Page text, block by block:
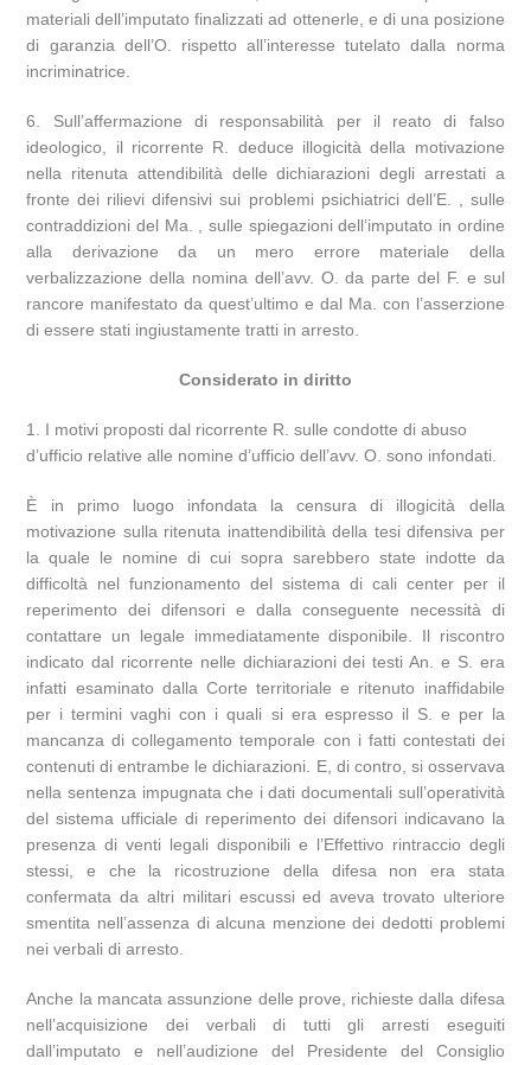
materiali dell’imputato finalizzati ad ottenerle, e di una posizione
di garanzia dell’O. rispetto all’interesse tutelato dalla norma
incriminatrice.
6. Sull’affermazione di responsabilità per il reato di falso
ideologico, il ricorrente R. deduce illogicità della motivazione
nella ritenuta attendibilità delle dichiarazioni degli arrestati a
fronte dei rilievi difensivi sui problemi psichiatrici dell’E. , sulle
contraddizioni del Ma. , sulle spiegazioni dell’imputato in ordine
alla derivazione da un mero errore materiale della
verbalizzazione della nomina dell’avv. O. da parte del F. e sul
rancore manifestato da quest’ultimo e dal Ma. con l’asserzione
di essere stati ingiustamente tratti in arresto.
Considerato in diritto
1. I motivi proposti dal ricorrente R. sulle condotte di abuso
d’ufficio relative alle nomine d’ufficio dell’avv. O. sono infondati.
È in primo luogo infondata la censura di illogicità della
motivazione sulla ritenuta inattendibilità della tesi difensiva per
la quale le nomine di cui sopra sarebbero state indotte da
difficoltà nel funzionamento del sistema di cali center per il
reperimento dei difensori e dalla conseguente necessità di
contattare un legale immediatamente disponibile. Il riscontro
indicato dal ricorrente nelle dichiarazioni dei testi An. e S. era
infatti esaminato dalla Corte territoriale e ritenuto inaffidabile
per i termini vaghi con i quali si era espresso il S. e per la
mancanza di collegamento temporale con i fatti contestati dei
contenuti di entrambe le dichiarazioni. E, di contro, si osservava
nella sentenza impugnata che i dati documentali sull’operatività
del sistema ufficiale di reperimento dei difensori indicavano la
presenza di venti legali disponibili e l’Effettivo rintraccio degli
stessi, e che la ricostruzione della difesa non era stata
confermata da altri militari escussi ed aveva trovato ulteriore
smentita nell’assenza di alcuna menzione dei dedotti problemi
nei verbali di arresto.
Anche la mancata assunzione delle prove, richieste dalla difesa
nell’acquisizione dei verbali di tutti gli arresti eseguiti
dall’imputato e nell’audizione del Presidente del Consiglio